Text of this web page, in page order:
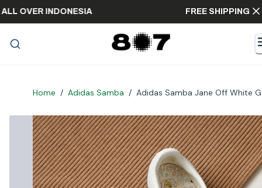
ALL OVER INDONESIA FREE
Home / Adidas Samba / Adidas Samba Jane Off White